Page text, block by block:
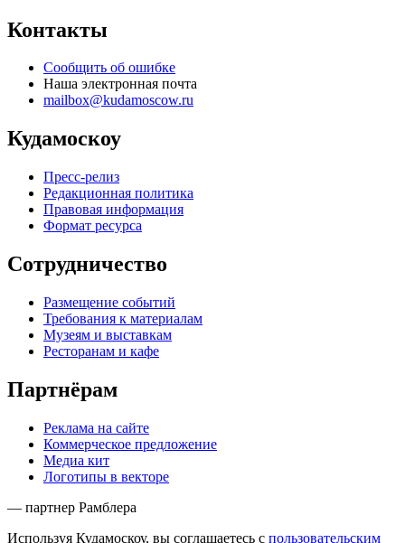
Контакты
Сообщить об ошибке
Наша электронная почта
mailbox@kudamoscow.ru
Кудамоскоу
Пресс-релиз
Редакционная политика
Правовая информация
Формат ресурса
Сотрудничество
Размещение событий
Требования к материалам
Музеям и выставкам
Ресторанам и кафе
Партнёрам
Реклама на сайте
Коммерческое предложение
Медиа кит
Логотипы в векторе
— партнер Рамблера
Используя Кудамоскоу, вы соглашаетесь с пользовательским